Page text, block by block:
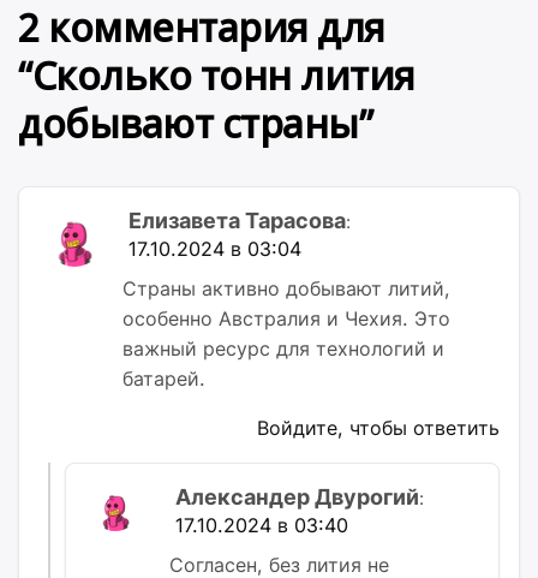
2 комментария для
“Сколько тонн лития
добывают страны”
Елизавета Тарасова:
17.10.2024 в 03:04
Страны активно добывают литий,
особенно Австралия и Чехия. Это
важный ресурс для технологий и
батарей.
Войдите, чтобы ответить
Александер Двурогий:
17.10.2024 в 03:40
Согласен, без лития не